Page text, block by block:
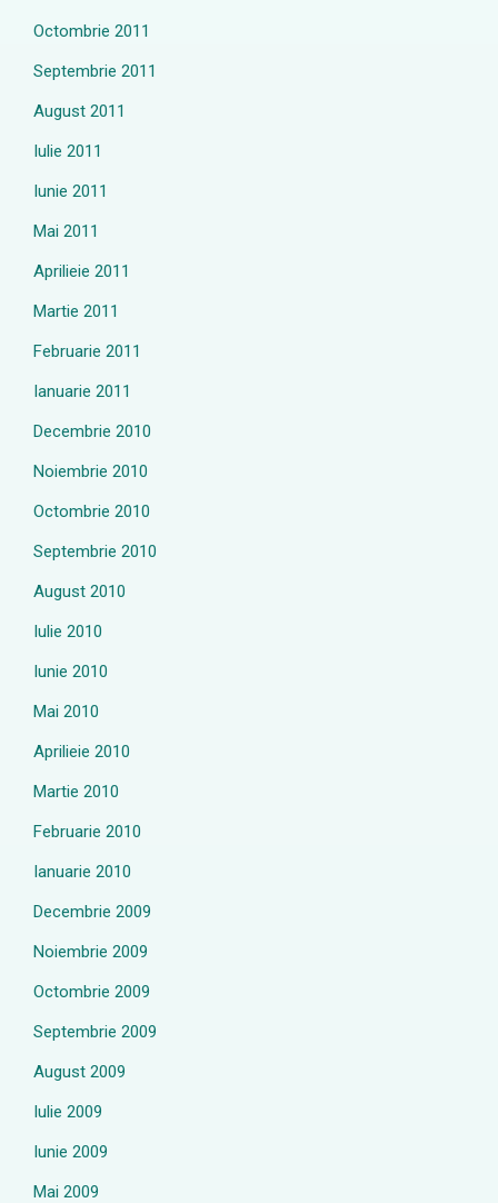
Octombrie 2011
Septembrie 2011
August 2011
Iulie 2011
Iunie 2011
Mai 2011
Aprilieie 2011
Martie 2011
Februarie 2011
Ianuarie 2011
Decembrie 2010
Noiembrie 2010
Octombrie 2010
Septembrie 2010
August 2010
Iulie 2010
Iunie 2010
Mai 2010
Aprilieie 2010
Martie 2010
Februarie 2010
Ianuarie 2010
Decembrie 2009
Noiembrie 2009
Octombrie 2009
Septembrie 2009
August 2009
Iulie 2009
Iunie 2009
Mai 2009